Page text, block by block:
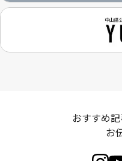
おすすめ
お